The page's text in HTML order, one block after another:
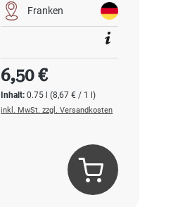
Franken
Inhalt:0.75 l(8,67 € / 1 l)
Regulärer Preis:
6,50 €
inkl. MwSt. zzgl. Versandkosten